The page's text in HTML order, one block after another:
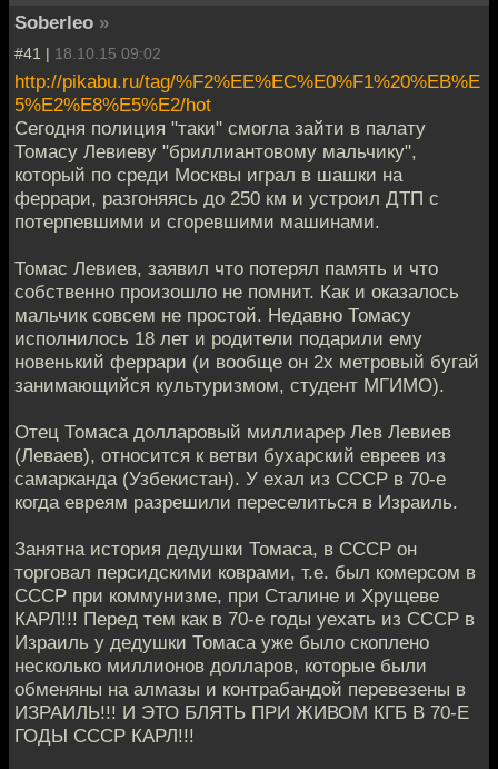
Soberleo »
#41 | 18.10.15 09:02
http://pikabu.ru/tag/%F2%EE%EC%E0%F1%20%EB%E
5%E2%E8%E5%E2/hot
Сегодня полиция "таки" смогла зайти в палату
Томасу Левиеву "бриллиантовому мальчику",
который по среди Москвы играл в шашки на
феррари, разгоняясь до 250 км и устроил ДТП с
потерпевшими и сгоревшими машинами.
Томас Левиев, заявил что потерял память и что
собственно произошло не помнит. Как и оказалось
мальчик совсем не простой. Недавно Томасу
исполнилось 18 лет и родители подарили ему
новенький феррари (и вообще он 2х метровый бугай
занимающийся культуризмом, студент МГИМО).
Отец Томаса долларовый миллиарер Лев Левиев
(Леваев), относится к ветви бухарский евреев из
самарканда (Узбекистан). У ехал из СССР в 70-е
когда евреям разрешили переселиться в Израиль.
Занятна история дедушки Томаса, в СССР он
торговал персидскими коврами, т.е. был комерсом в
СССР при коммунизме, при Сталине и Хрущеве
КАРЛ!!! Перед тем как в 70-е годы уехать из СССР в
Израиль у дедушки Томаса уже было скоплено
несколько миллионов долларов, которые были
обменяны на алмазы и контрабандой перевезены в
ИЗРАИЛЬ!!! И ЭТО БЛЯТЬ ПРИ ЖИВОМ КГБ В 70-Е
ГОДЫ СССР КАРЛ!!!